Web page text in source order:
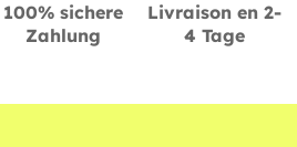
100% sichere
Zahlung
Livraison en 2-
4 Tage